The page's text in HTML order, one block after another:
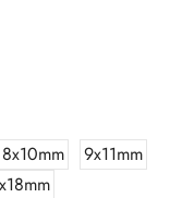
8x10mm
9x11mm